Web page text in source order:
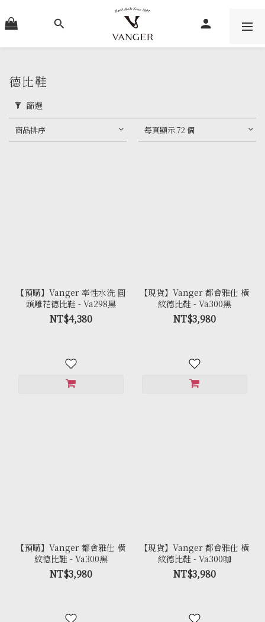
德比鞋
篩選
商品排序 每頁顯示 72 個
【預購】Vanger 率性水洗 圓
頭雕花德比鞋 - Va298黑
NT$4,380
【現貨】Vanger 都會雅仕 橫
紋德比鞋 - Va300黑
NT$3,980
【預購】Vanger 都會雅仕 橫
紋德比鞋 - Va300黑
NT$3,980
【現貨】Vanger 都會雅仕 橫
紋德比鞋 - Va300咖
NT$3,980